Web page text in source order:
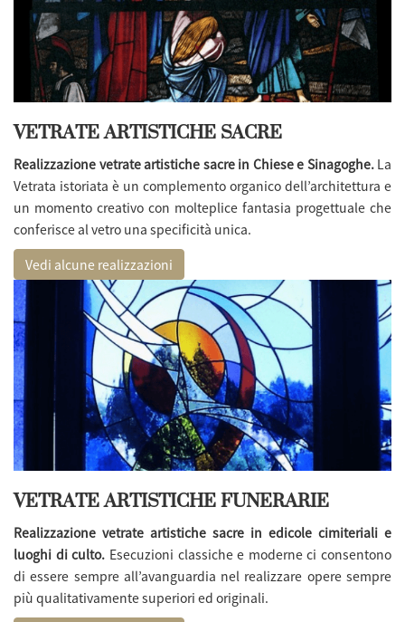
VETRATE ARTISTICHE SACRE
Realizzazione vetrate artistiche sacre in Chiese e Sinagoghe.La
Vetrata istoriata è un complemento organico dell’architettura e
un momento creativo con molteplice fantasia progettuale che
conferisce al vetro una specificità unica.
Vedi alcune realizzazioni
VETRATE ARTISTICHE FUNERARIE
Realizzazione vetrate artistiche sacre in edicole cimiteriali e
luoghi di culto. Esecuzioni classiche e moderne ci consentono
di essere sempre all’avanguardia nel realizzare opere sempre
più qualitativamente superiori ed originali.